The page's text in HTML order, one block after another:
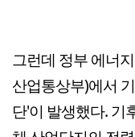
그런데 정부 에너
산업통상부)에서
단'이 발생했다. 기